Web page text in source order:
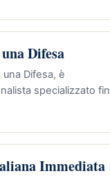
Difesa
Difesa, è
specializzato fin
Immediata